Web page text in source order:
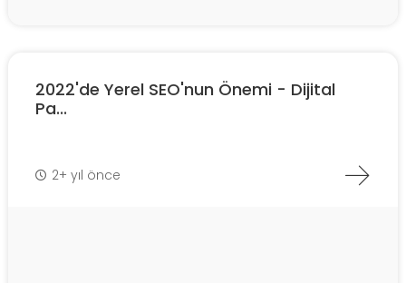
2022'de Yerel SEO'nun Önemi - Dijital
Pa...
2+ yıl önce